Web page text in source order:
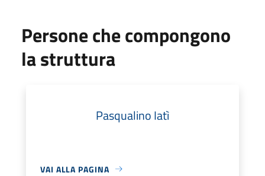
Persone che compongono
la struttura
Pasqualino Iatì
VAI ALLA PAGINA